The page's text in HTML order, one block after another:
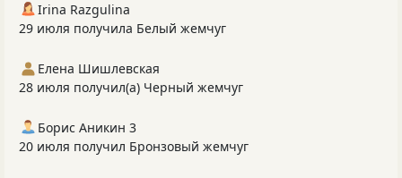
Irina Razgulina
29 июля получила Белый жемчуг
Елена Шишлевская
28 июля получил(а) Черный жемчуг
Борис Аникин 3
20 июля получил Бронзовый жемчуг